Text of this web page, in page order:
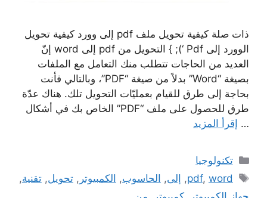
ذات صلة كيفية تحويل ملف pdf إلى وورد كيفية تحويل
الوورد إلى Pdf ‘); } التحويل من pdf إلى word إنّ
العديد من الحاجات تتطلب منك التعامل مع الملفات
بصيغة “Word” بدلاً من صيغة “PDF”، وبالتالي فأنت
بحاجة إلى طرق للقيام بعمليّات التحويل تلك. هناك عدّة
طرق للحصول على ملف “PDF” الخاص بك في أشكال
… إقرأ المزيد
التصنيفات
تكنولوجيا
الوسومpdf, word
, إلى, الحاسوب, الكمبيوتر ,تحويل,تقنية,